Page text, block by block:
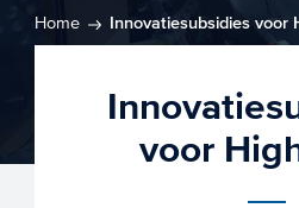
Home Innovatiesubsidies voor
voor